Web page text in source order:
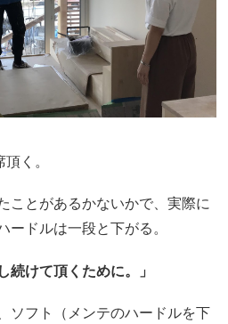
く。
ことがあるかないかで、実際に
ードルは一段と下がる。
続けて頂くために。」
ソフト（メンテのハードルを下